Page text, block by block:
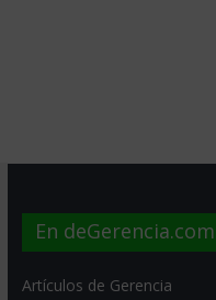
En deGerencia.com
Artículos de Gerencia